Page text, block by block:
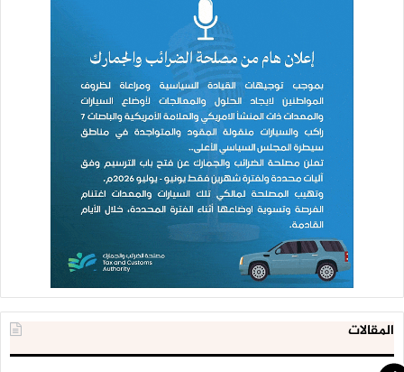
المقالات